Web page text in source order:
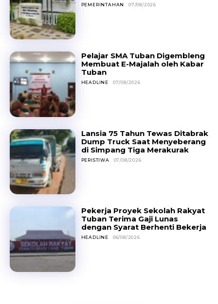
PEMERINTAHAN 07/08/2026
Pelajar SMA Tuban Digembleng
Membuat E-Majalah oleh Kabar
Tuban
HEADLINE 07/08/2026
Lansia 75 Tahun Tewas Ditabrak
Dump Truck Saat Menyeberang
di Simpang Tiga Merakurak
PERISTIWA 07/08/2026
Pekerja Proyek Sekolah Rakyat
Tuban Terima Gaji Lunas
dengan Syarat Berhenti Bekerja
HEADLINE 06/08/2026